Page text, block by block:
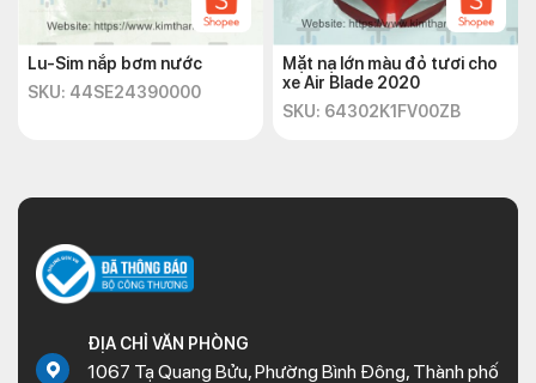
Lu-Sim nắp bơm nước
SKU: 44SE24390000
Mặt nạ lớn màu đỏ tươi cho
xe Air Blade 2020
SKU: 64302K1FV00ZB
ĐỊA CHỈ VĂN PHÒNG
1067 Tạ Quang Bửu, Phường Bình Đông, Thành phố